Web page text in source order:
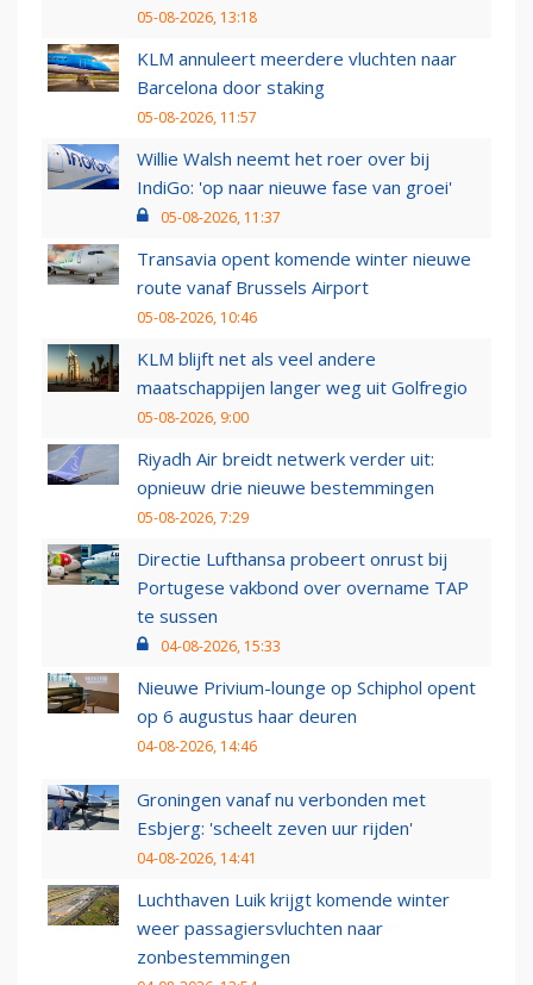
05-08-2026, 13:18
KLM annuleert meerdere vluchten naar
Barcelona door staking
05-08-2026, 11:57
Willie Walsh neemt het roer over bij
IndiGo: 'op naar nieuwe fase van groei'
05-08-2026, 11:37
Transavia opent komende winter nieuwe
route vanaf Brussels Airport
05-08-2026, 10:46
KLM blijft net als veel andere
maatschappijen langer weg uit Golfregio
05-08-2026, 9:00
Riyadh Air breidt netwerk verder uit:
opnieuw drie nieuwe bestemmingen
05-08-2026, 7:29
Directie Lufthansa probeert onrust bij
Portugese vakbond over overname TAP
te sussen
04-08-2026, 15:33
Nieuwe Privium-lounge op Schiphol opent
op 6 augustus haar deuren
04-08-2026, 14:46
Groningen vanaf nu verbonden met
Esbjerg: 'scheelt zeven uur rijden'
04-08-2026, 14:41
Luchthaven Luik krijgt komende winter
weer passagiersvluchten naar
zonbestemmingen